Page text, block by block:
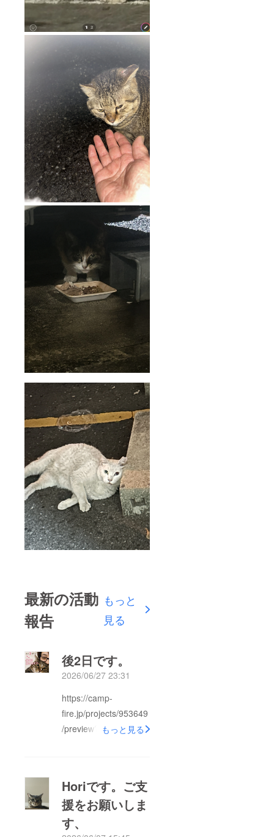
最新の活動
報告
もっと
見る
後2日です。
2026/06/27 23:31
https://camp-
fire.jp/projects/953649
/preview?
age_projects_showあ
と３日です。お願いし
ます、
もっと見る
Horiです。ご支
援をお願いしま
す、